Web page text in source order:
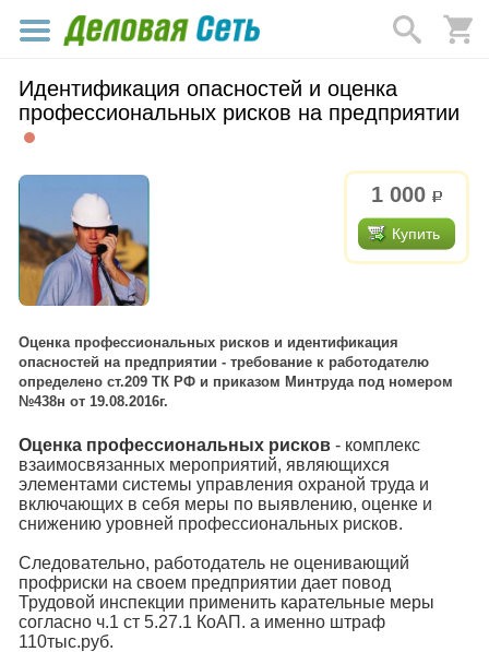
Идентификация опасностей и оценка
профессиональных рисков на предприятии
1 000 р.
Купить
Оценка профессиональных рисков и идентификация
опасностей на предприятии - требование к работодателю
определено ст.209 ТК РФ и приказом Минтруда под номером
№438н от 19.08.2016г.
Оценка профессиональных рисков - комплекс
взаимосвязанных мероприятий, являющихся
элементами системы управления охраной труда и
включающих в себя меры по выявлению, оценке и
снижению уровней профессиональных рисков.
Следовательно, работодатель не оценивающий
профриски на своем предприятии дает повод
Трудовой инспекции применить карательные меры
согласно ч.1 ст 5.27.1 КоАП. а именно штраф
110тыс.руб.